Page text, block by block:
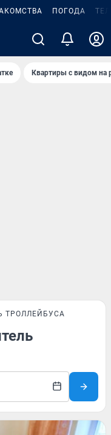
ПОГОДА
Квартиры с видом на
ТРОЛЛЕЙБУСА